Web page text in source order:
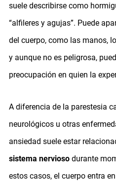
suele describirse como
“alfileres y agujas”. Puede
del cuerpo, como las manos,
y aunque no es peligrosa,
preocupación en quien la
A diferencia de la parestesia
neurológicos u otras
ansiedad suele estar
sistema nerviosodurante
estos casos, el cuerpo entra